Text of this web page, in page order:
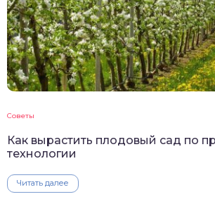
Советы
Как вырастить плодовый сад по
технологии
Читать далее